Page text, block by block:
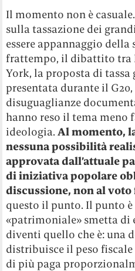
Il momento non è
sulla tassazione dei
essere appannaggio
frattempo, il dibattito tra
York, la proposta di
presentata durante il
disuguaglianze
hanno reso il tema meno
ideologia. Al momento,
nessuna possibilità
approvata dall’attuale
di iniziativa popolare
discussione, non al voto
questo il punto. Il punto è
«patrimoniale» smetta di
diventi quello che è: una
distribuisce il peso
di più paga